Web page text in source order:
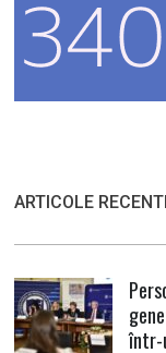
ARTICOLE
într-